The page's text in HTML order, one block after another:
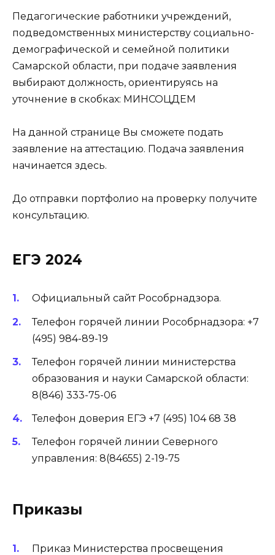
Педагогические работники учреждений,
подведомственных министерству социально-
демографической и семейной политики
Самарской области, при подаче заявления
выбирают должность, ориентируясь на
уточнение в скобках: МИНСОЦДЕМ
На данной странице Вы сможете подать
заявление на аттестацию. Подача заявления
начинается здесь.
До отправки портфолио на проверку получите
консультацию.
ЕГЭ 2024
Официальный сайт Рособрнадзора.
Телефон горячей линии Рособрнадзора: +7
(495) 984-89-19
Телефон горячей линии министерства
образования и науки Самарской области:
8(846) 333-75-06
Телефон доверия ЕГЭ +7 (495) 104 68 38
Телефон горячей линии Северного
управления: 8(84655) 2-19-75
Приказы
Приказ Министерства просвещения